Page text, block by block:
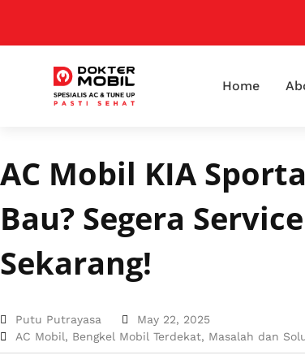
Home
AC Mobil KIA
Bau? Segera
Sekarang!
Putu Putrayasa
May 22, 2025
AC Mobil, Bengkel Mobil Terdekat, Masalah dan